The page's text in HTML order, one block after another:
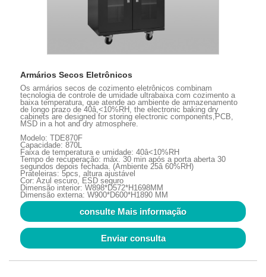
Armários Secos Eletrônicos
Os armários secos de cozimento eletrônicos combinam
tecnologia de controle de umidade ultrabaixa com cozimento a
baixa temperatura, que atende ao ambiente de armazenamento
de longo prazo de 40â,<10%RH, the electronic baking dry
cabinets are designed for storing electronic components,PCB,
MSD in a hot and dry atmosphere.
Modelo: TDE870F
Capacidade: 870L
Faixa de temperatura e umidade: 40â<10%RH
Tempo de recuperação: máx. 30 min após a porta aberta 30
segundos depois fechada. (Ambiente 25â 60%RH)
Prateleiras: 5pcs, altura ajustável
Cor: Azul escuro, ESD seguro
Dimensão interior: W898*D572*H1698MM
Dimensão externa: W900*D600*H1890 MM
consulte Mais informação
Enviar consulta